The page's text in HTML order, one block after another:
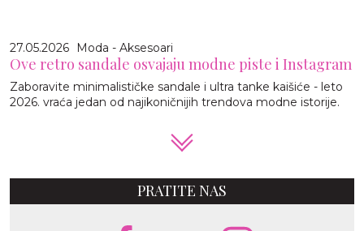
27.05.2026 Moda - Aksesoari
Ove retro sandale osvajaju modne piste i Instagram
Zaboravite minimalističke sandale i ultra tanke kaišiće - leto
2026. vraća jedan od najikoničnijih trendova modne istorije.
PRATITE NAS